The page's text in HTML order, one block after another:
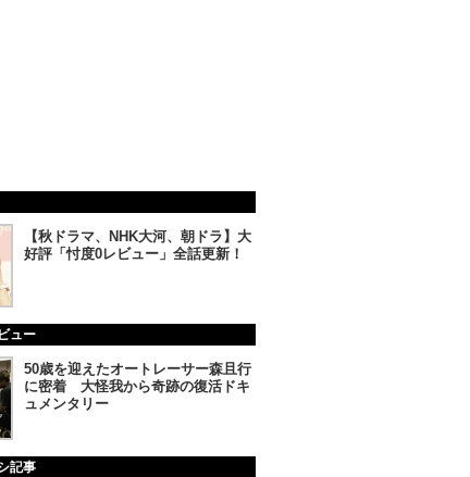
【秋ドラマ、NHK大河、朝ドラ】大
好評「忖度0レビュー」全話更新！
ュー
50歳を迎えたオートレーサー森且行
に密着 大怪我から奇跡の復活ドキ
ュメンタリー
記事